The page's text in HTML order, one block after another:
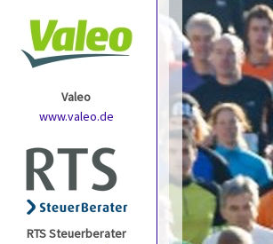
Valeo
www.valeo.de
RTS Steuerberater